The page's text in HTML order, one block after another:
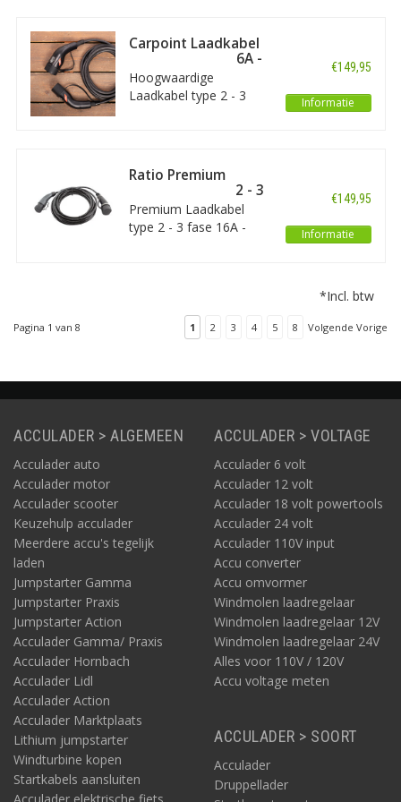
aan autozijde. De lengte
van deze kabel is 5
meter.
Carpoint Laadkabel
type 2 - 3 fase 16A -
6 meter
Hoogwaardige
Laadkabel type 2 - 3
aan autozijde. Dit is een
kabel met een lengte
van 6 meter.
€149,95
Informatie
Ratio Premium
Laadkabel type 2 - 3
fase 16A - 4 meter
Premium Laadkabel
type 2 - 3 fase 16A -
€149,95
Informatie
*Incl. btw
Pagina 1 van 8 1 2 3 4 5 8 Volgende Vorige
ACCULADER > ALGEMEEN
Acculader auto
Acculader motor
Acculader scooter
Keuzehulp acculader
Meerdere accu's tegelijk
laden
Jumpstarter Gamma
Jumpstarter Praxis
Jumpstarter Action
Acculader Gamma/ Praxis
Acculader Hornbach
Acculader Lidl
Acculader Action
Acculader Marktplaats
Lithium jumpstarter
Windturbine kopen
Startkabels aansluiten
ACCULADER > VOLTAGE
Acculader 6 volt
Acculader 12 volt
Acculader 18 volt powertools
Acculader 24 volt
Acculader 110V input
Accu converter
Accu omvormer
Windmolen laadregelaar
Windmolen laadregelaar 12V
Windmolen laadregelaar 24V
Alles voor 110V / 120V
Accu voltage meten
ACCULADER > SOORT
Acculader
Druppellader